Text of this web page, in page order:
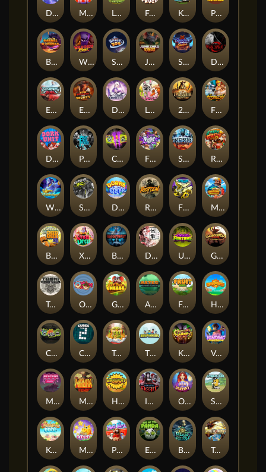
Dandy Diamonds Max Win Machine Le Prechaun Fred's Food Truck Keep 'em Piggy Cluster Hunt
Barrel Bonanza Wild Dojo Strike Space Zoo Junkyard Kings Shadow Strike Dark Spiral
Eternal Duel EPIC BULLETS & BOUNTY Dusk Princess Le Bunny 2 Wild 2 Die Fist Of Destruction
Dork Unit Pray for Three Chaos Crew 2 Fighter Pit Stormforged Rusty & Curly
Wishbringer Slayers Inc Dorks of The Deep Rotten FRKN Bananas Marlin Master
Benny The Beer Xmas Drop Bloodthirst Densho Undead Fortune Gladiator Legends
Toshi Video Club OmNom Get The Cheese Aztec Twist Fruit Duel Hop'n'Pop
Chaos Crew Cubes 2 Tai The Toad The Respinners Klowns Vending Machine
Mystery Motel Mayan Stackways Harvest Wilds Immortal Desire Orb of Destiny Stack'em
Keep 'em Cool Magic Piggy Pug Life Eye of the Panda Beast Below Temple of Torment